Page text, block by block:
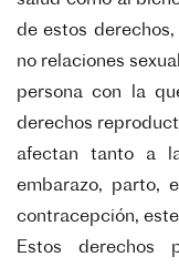
de estos
no relaciones
persona con la
derechos
afectan tanto a
embarazo, parto,
contracepción,
Estos derechos